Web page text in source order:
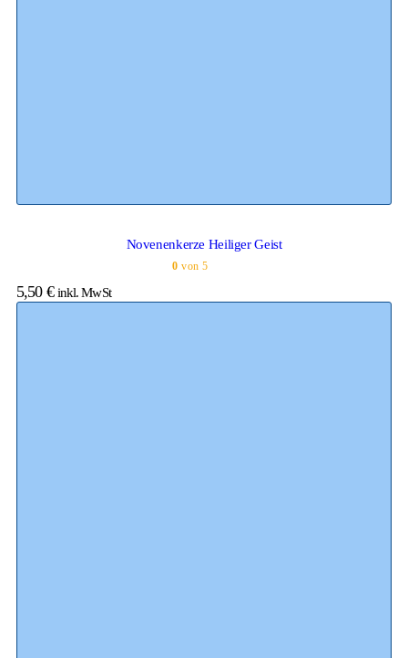
Novenenkerze Heiliger Geist
0 von 5
5,50 € inkl. MwSt